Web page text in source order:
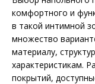
комфортного и
в такой интимной
множество
материалу,
характеристикам.
покрытий,